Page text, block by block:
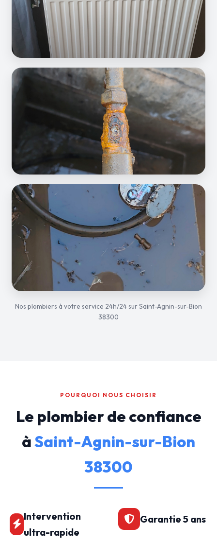
Nos plombiers à votre service 24h/24 sur Saint-Agnin-sur-Bion
38300
POURQUOI NOUS CHOISIR
Le plombier de confiance
àSaint-Agnin-sur-Bion
38300
Intervention
ultra-rapide
Garantie 5 ans